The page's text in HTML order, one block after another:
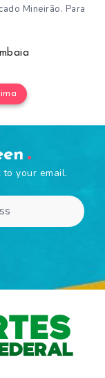
Mineirão. Para
your email.